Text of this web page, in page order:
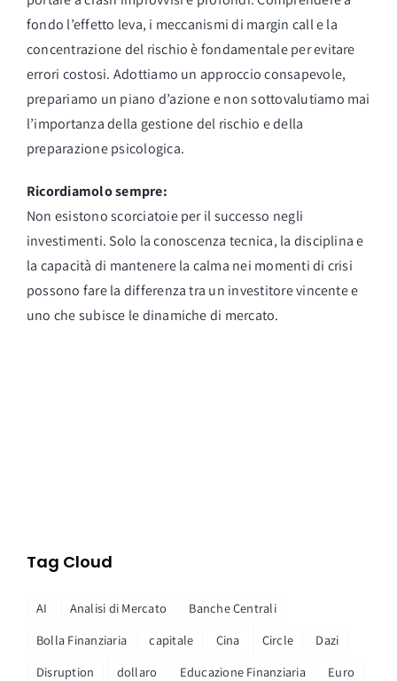
fondo l’effetto leva, i meccanismi di margin call e la
concentrazione del rischio è fondamentale per evitare
errori costosi. Adottiamo un approccio consapevole,
prepariamo un piano d’azione e non sottovalutiamo mai
l’importanza della gestione del rischio e della
preparazione psicologica.
Ricordiamolo sempre:
Non esistono scorciatoie per il successo negli
investimenti. Solo la conoscenza tecnica, la disciplina e
la capacità di mantenere la calma nei momenti di crisi
possono fare la differenza tra un investitore vincente e
uno che subisce le dinamiche di mercato.
Tag Cloud
AI Analisi di Mercato
Banche Centrali
Bolla Finanziaria
capitale Cina Circle
Dazi
Disruption
dollaro Educazione Finanziaria
Euro